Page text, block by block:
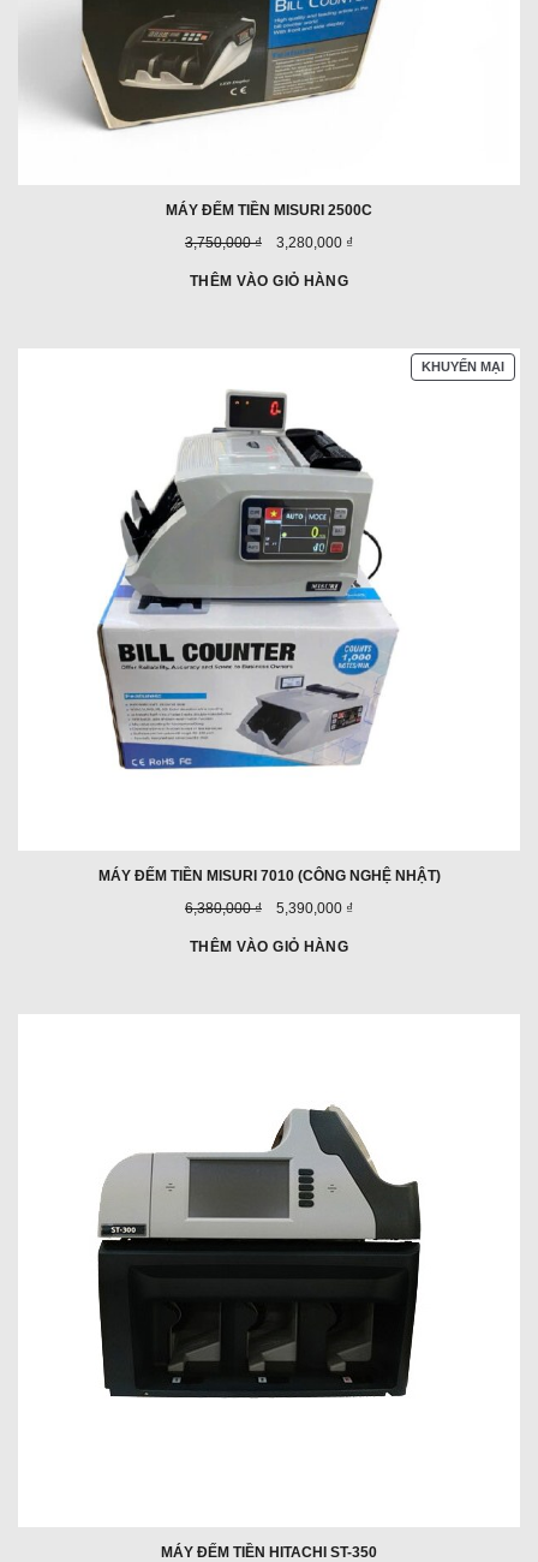
MÁY ĐẾM TIỀN MISURI 2500C
Giá
trước
3,750,000 ₫
Giá
3,280,000 ₫
THÊM VÀO GIỎ HÀNG
KHUYẾN MẠISẢN
MÁY ĐẾM TIỀN MISURI 7010 (CÔNG NGHỆ NHẬT)
Giá
trước
6,380,000 ₫
Giá
5,390,000 ₫
THÊM VÀO GIỎ HÀNG
MÁY ĐẾM TIỀN HITACHI ST-350